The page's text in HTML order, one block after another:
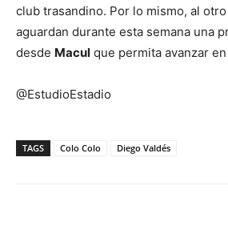
club trasandino. Por lo mismo, al
aguardan durante esta semana una
desde Macul que permita avanzar
@EstudioEstadio
TAGS Colo Colo Diego Valdés